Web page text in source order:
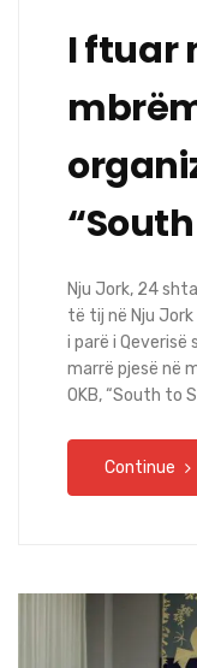
I ftuar
Nju Jork, 24
të tij në Nju
i parë i Qeverisë
marrë pjesë në
OKB, “South to
Continue